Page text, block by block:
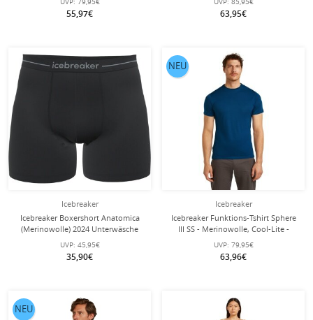
55,97€
Herren
63,95€
Icebreaker
Icebreaker Boxershort Anatomica
(Merinowolle) 2024 Unterwäsche
schwarz Herren
UVP: 45,95€
35,90€
Icebreaker
Icebreaker Funktions-Tshirt Sphere
III SS - Merinowolle, Cool-Lite -
feuchtigkeitsregulierend - navyblau
Herren
UVP: 79,95€
63,96€
NEU
NEU